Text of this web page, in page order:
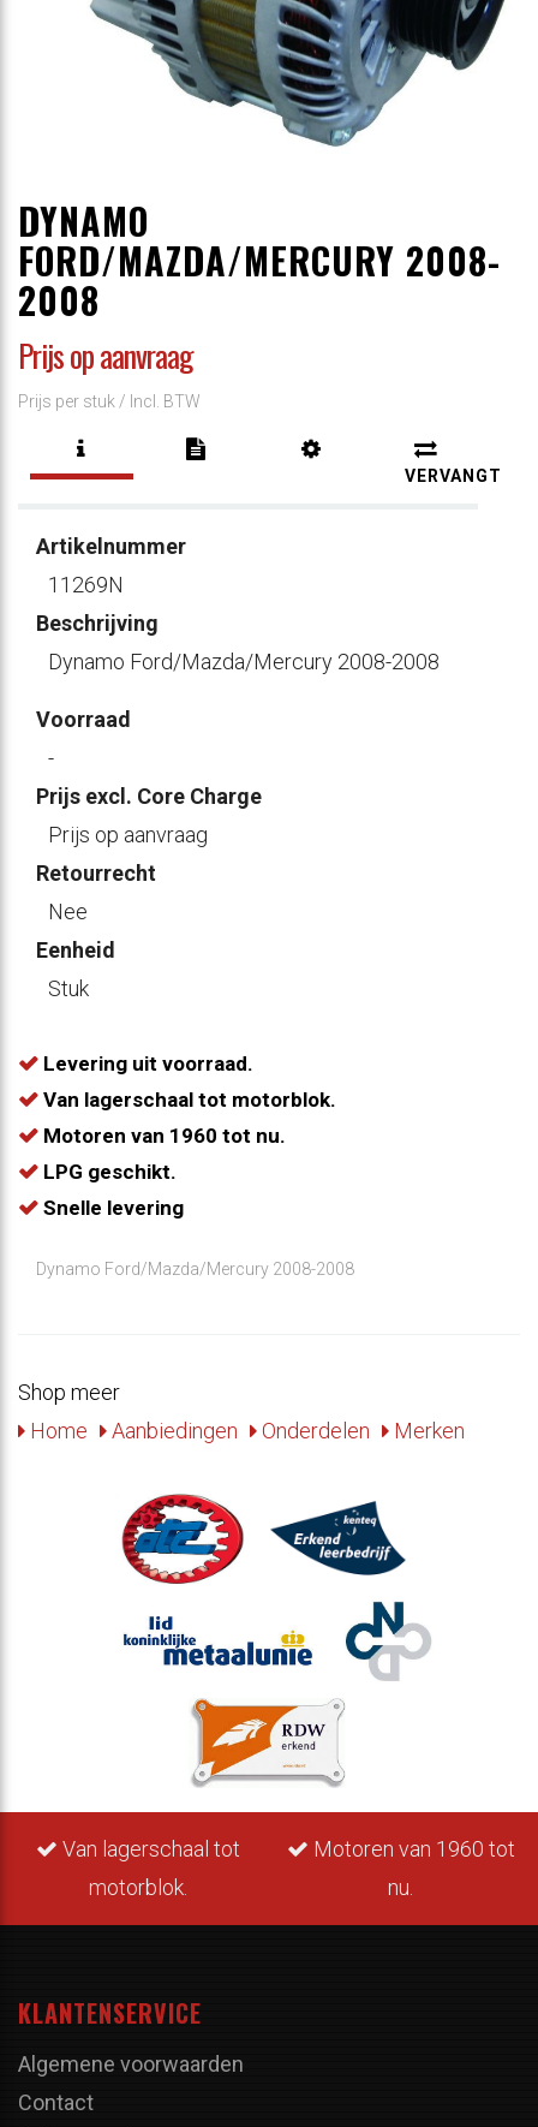
DYNAMO
FORD/MAZDA/MERCURY 2008-
2008
Prijs op aanvraag
Prijs per stuk / Incl. BTW
VERVANGT
Artikelnummer
11269N
Beschrijving
Dynamo Ford/Mazda/Mercury 2008-2008
Voorraad
-
Prijs excl. Core Charge
Prijs op aanvraag
Retourrecht
Nee
Eenheid
Stuk
Levering uit voorraad.
Van lagerschaal tot motorblok.
Motoren van 1960 tot nu.
LPG geschikt.
Snelle levering
Dynamo Ford/Mazda/Mercury 2008-2008
Shop meer
Home
Aanbiedingen Onderdelen Merken
Van lagerschaal tot
motorblok.
Motoren van 1960 tot
nu.
KLANTENSERVICE
Algemene voorwaarden
Contact